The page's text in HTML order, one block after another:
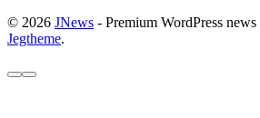
© 2026 JNews - Premium WordPress
Jegtheme.